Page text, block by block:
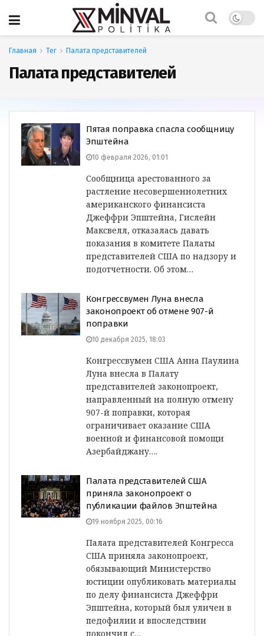
Главная Тег Палата представителей
Палата представителей
Пятая поправка спасла сообщницу
Эпштейна
10 февраля 2026, 01:01
Сообщница арестованного за
растление несовершеннолетних
американского финансиста
Джеффри Эпштейна, Гислейн
Максвелл, отказалась давать
показания в комитете Палаты
представителей США по надзору и
подотчетности. Об этом…
Конгрессвумен Луна внесла
законопроект об отмене 907-й
поправки
10 декабря 2025, 18:03
Конгрессвумен США Анна Паулина
Луна внесла в Палату
представителей законопроект,
направленный на полную отмену
907-й поправки, которая
ограничивает оказание США
военной и финансовой помощи
Азербайджану….
Палата представителей США
приняла законопроект о
публикации файлов Эпштейна
19 ноября 2025, 00:16
Палата представителей Конгресса
США приняла законопроект,
обязывающий Министерство
юстиции опубликовать материалы
по делу финансиста Джеффри
Эпштейна, который был уличен в
педофилии и впоследствии
покончил с…